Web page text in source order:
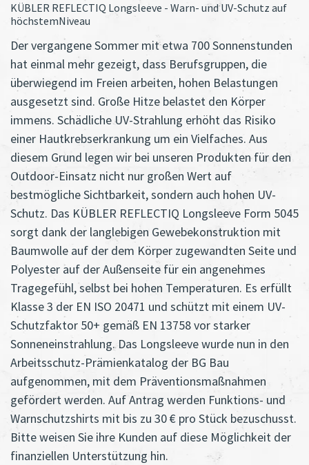
KÜBLER REFLECTIQ Longsleeve - Warn- und UV-Schutz auf
höchstemNiveau
Der vergangene Sommer mit etwa 700 Sonnenstunden
hat einmal mehr gezeigt, dass Berufsgruppen, die
überwiegend im Freien arbeiten, hohen Belastungen
ausgesetzt sind. Große Hitze belastet den Körper
immens. Schädliche UV-Strahlung erhöht das Risiko
einer Hautkrebserkrankung um ein Vielfaches. Aus
diesem Grund legen wir bei unseren Produkten für den
Outdoor-Einsatz nicht nur großen Wert auf
bestmögliche Sichtbarkeit, sondern auch hohen UV-
Schutz. Das KÜBLER REFLECTIQ Longsleeve Form 5045
sorgt dank der langlebigen Gewebekonstruktion mit
Baumwolle auf der dem Körper zugewandten Seite und
Polyester auf der Außenseite für ein angenehmes
Tragegefühl, selbst bei hohen Temperaturen. Es erfüllt
Klasse 3 der EN ISO 20471 und schützt mit einem UV-
Schutzfaktor 50+ gemäß EN 13758 vor starker
Sonneneinstrahlung. Das Longsleeve wurde nun in den
Arbeitsschutz-Prämienkatalog der BG Bau
aufgenommen, mit dem Präventionsmaßnahmen
gefördert werden. Auf Antrag werden Funktions- und
Warnschutzshirts mit bis zu 30 € pro Stück bezuschusst.
Bitte weisen Sie ihre Kunden auf diese Möglichkeit der
finanziellen Unterstützung hin.